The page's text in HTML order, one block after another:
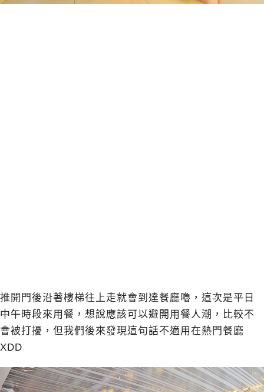
推開門後沿著樓梯往上走就會到達餐廳嚕，這次是平日
中午時段來用餐，想說應該可以避開用餐人潮，比較不
會被打擾，但我們後來發現這句話不適用在熱門餐廳
XDD